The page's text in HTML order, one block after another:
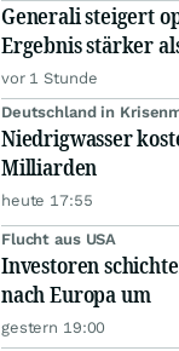
Generali steigert
Ergebnis stärker
vor 1 Stunde
Deutschland in
Niedrigwasser
Milliarden
heute 17:55
Flucht aus USA
Investoren
nach Europa um
gestern 19:00